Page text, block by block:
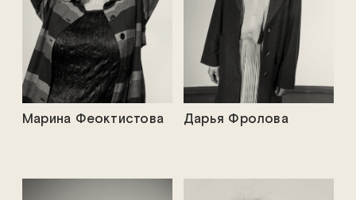
Марина Феоктистова Дарья Фролова